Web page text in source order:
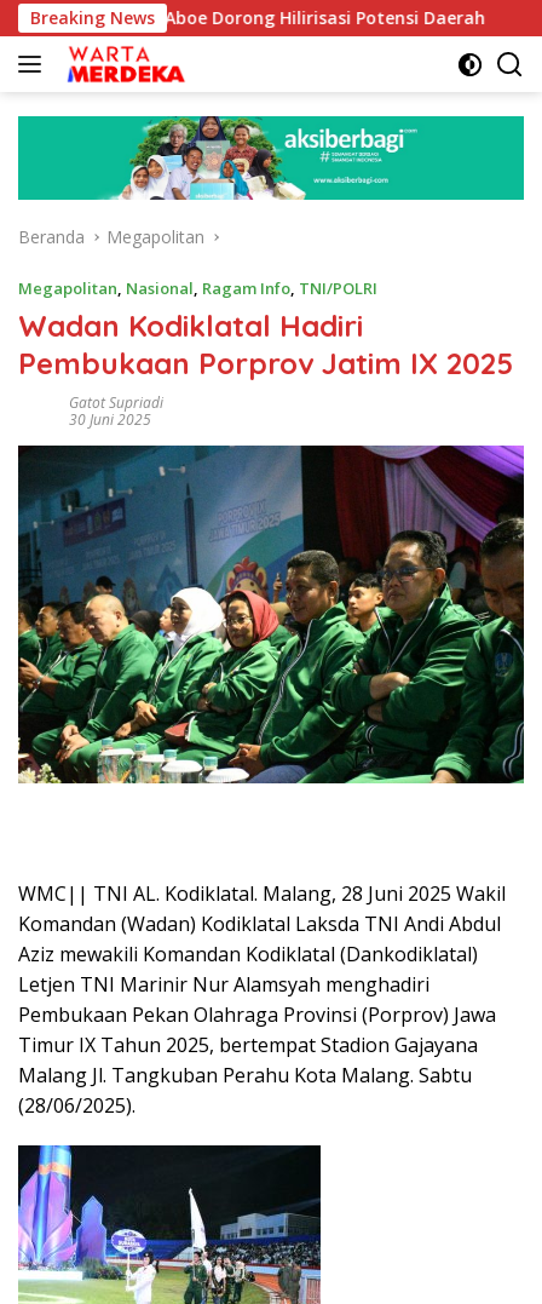
Langsung
ke
konten
Breaking News
Aboe Dorong Hilirisasi Potensi Daerah DPR
Beranda Megapolitan
Megapolitan, Nasional, Ragam Info, TNI/POLRI
Wadan Kodiklatal Hadiri
Pembukaan Porprov Jatim IX 2025
Gatot Supriadi
30 Juni 2025
WMC|| TNI AL. Kodiklatal. Malang, 28 Juni 2025 Wakil
Komandan (Wadan) Kodiklatal Laksda TNI Andi Abdul
Aziz mewakili Komandan Kodiklatal (Dankodiklatal)
Letjen TNI Marinir Nur Alamsyah menghadiri
Pembukaan Pekan Olahraga Provinsi (Porprov) Jawa
Timur IX Tahun 2025, bertempat Stadion Gajayana
Malang Jl. Tangkuban Perahu Kota Malang. Sabtu
(28/06/2025).